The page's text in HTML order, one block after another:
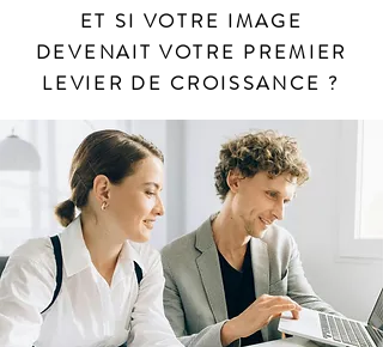
ET SI VOTRE IMAGE
DEVENAIT VOTRE PREMIER
LEVIER DE CROISSANCE ?